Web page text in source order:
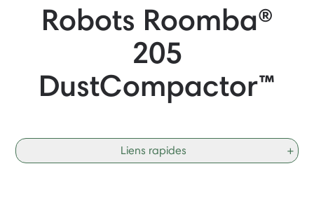
Robots Roomba®
205
DustCompactor™
Liens rapides +